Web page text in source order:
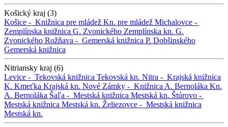
Košický kraj (3)
Košice - Knižnica pre mládež Kn. pre mládež Michalovce -
Zemplínska knižnica G. Zvonického Zemplínska kn. G.
Zvonického Rožňava - Gemerská knižnica P. Dobšinského
Gemerská knižnica
Nitriansky kraj (6)
Levice - Tekovská knižnica Tekovská kn. Nitra - Krajská knižnica
K. Kmeťka Krajská kn. Nové Zámky - Knižnica A. Bernoláka Kn.
A. Bernoláka Šaľa - Mestská knižnica Mestská kn. Štúrovo -
Mestská knižnica Mestská kn. Želiezovce - Mestská knižnica
Mestská kn.